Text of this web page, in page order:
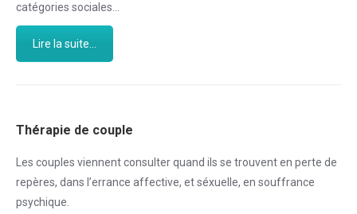
catégories sociales…
Lire la suite...
Thérapie de couple
Les couples viennent consulter quand ils se trouvent en perte de
repères, dans l’errance affective, et séxuelle, en souffrance
psychique.